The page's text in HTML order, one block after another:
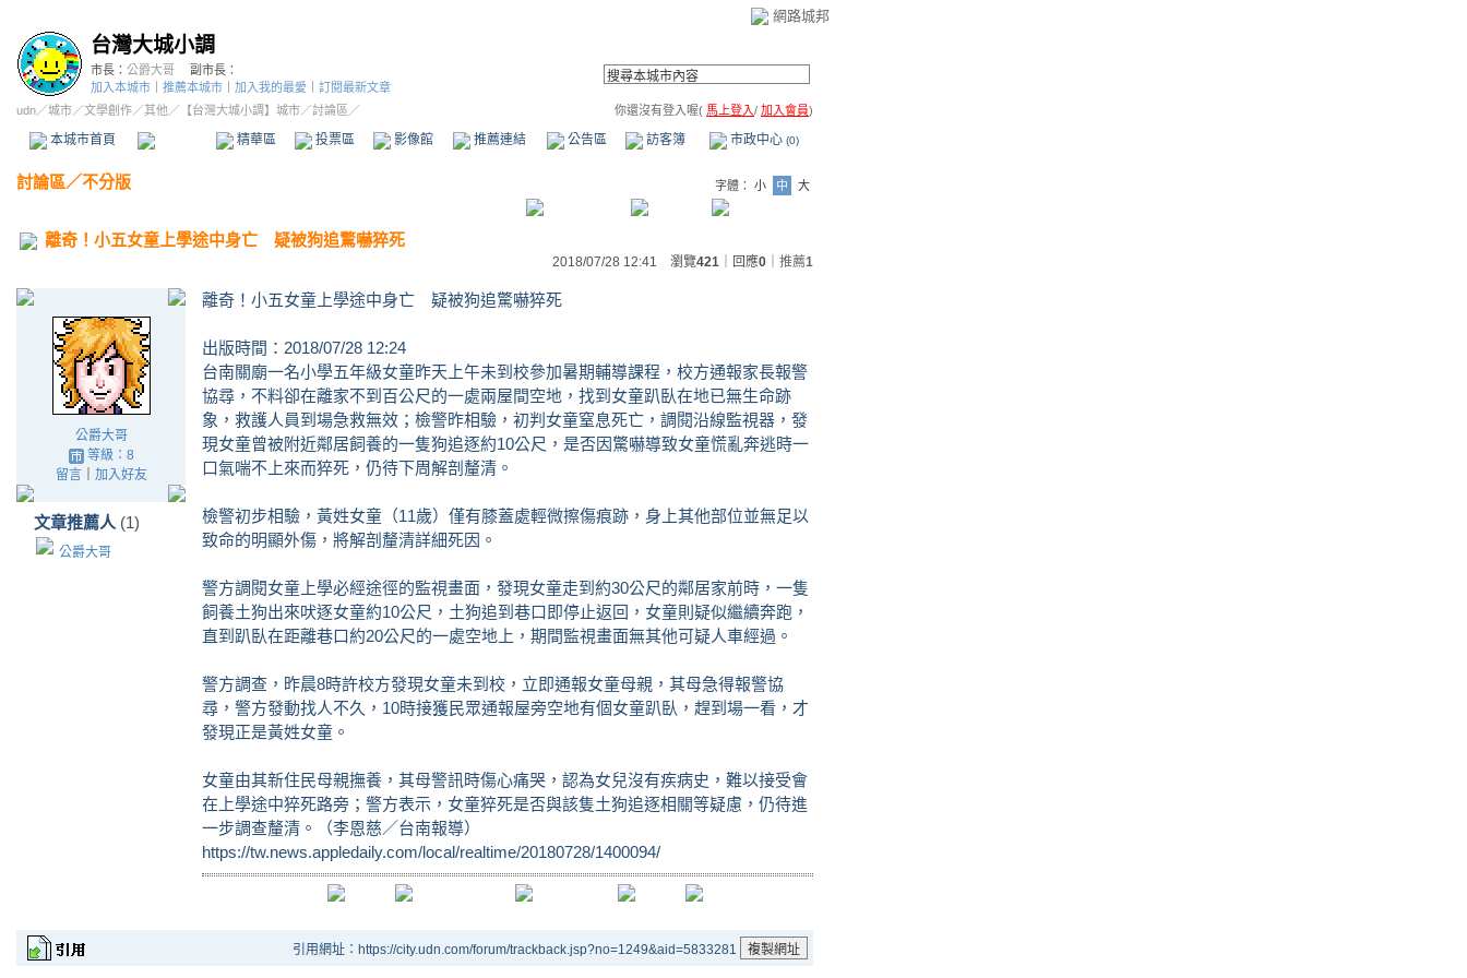
網路城邦
台灣大城小調
市長： 公爵大哥
副市長：
加入本城市
推薦本城市 加入我的最愛
訂閱最新文章
udn／城市／文學創作／其他 ／ 【台灣大城小調】城市／討論區／ 你還沒有登入喔( 馬上登入/ 加入會員)
本城市首頁 精華區 投票區 影像館 推薦連結 公告區 訪客簿 市政中心 (0)
討論區／不分版 字體： 小 中 大
離奇！小五女童上學途中身亡 疑被狗追驚嚇猝死
2018/07/28 12:41 瀏覽421 ｜回應0 推薦1
公爵大哥
等級：8
留言｜ 加入好友
文章推薦人 (1)
公爵大哥
離奇！小五女童上學途中身亡 疑被狗追驚嚇猝死
出版時間：2018/07/28 12:24
台南關廟一名小學五年級女童昨天上午未到校參加暑期輔導課程，校方通報家長報警
協尋，不料卻在離家不到百公尺的一處兩屋間空地，找到女童趴臥在地已無生命跡
象，救護人員到場急救無效；檢警昨相驗，初判女童窒息死亡，調閱沿線監視器，發
現女童曾被附近鄰居飼養的一隻狗追逐約10公尺，是否因驚嚇導致女童慌亂奔逃時一
口氣喘不上來而猝死，仍待下周解剖釐清。
檢警初步相驗，黃姓女童（11歲）僅有膝蓋處輕微擦傷痕跡，身上其他部位並無足以
致命的明顯外傷，將解剖釐清詳細死因。
警方調閱女童上學必經途徑的監視畫面，發現女童走到約30公尺的鄰居家前時，一隻
飼養土狗出來吠逐女童約10公尺，土狗追到巷口即停止返回，女童則疑似繼續奔跑，
直到趴臥在距離巷口約20公尺的一處空地上，期間監視畫面無其他可疑人車經過。
警方調查，昨晨8時許校方發現女童未到校，立即通報女童母親，其母急得報警協
尋，警方發動找人不久，10時接獲民眾通報屋旁空地有個女童趴臥，趕到場一看，才
發現正是黃姓女童。
女童由其新住民母親撫養，其母警訊時傷心痛哭，認為女兒沒有疾病史，難以接受會
在上學途中猝死路旁；警方表示，女童猝死是否與該隻土狗追逐相關等疑慮，仍待進
一步調查釐清。（李恩慈／台南報導）
https://tw.news.appledaily.com/local/realtime/20180728/1400094/
引用網址：https://city.udn.com/forum/trackback.jsp?no=1249&aid=5833281